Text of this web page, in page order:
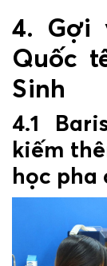
4. Gợi
Quốc
Sinh
4.1
kiếm
học pha